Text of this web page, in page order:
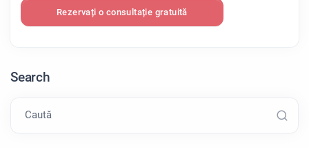
Rezervați o consultație gratuită
Search
Caută